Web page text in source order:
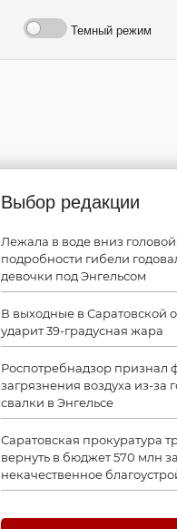
Темный режим
Выбор редакции
Лежала в воде вниз головой:
подробности гибели
девочки под Энгельсом
В выходные в Саратовской
ударит 39-градусная жара
Роспотребнадзор признал
загрязнения воздуха из-за
свалки в Энгельсе
Саратовская прокуратура
вернуть в бюджет 570 млн за
некачественное